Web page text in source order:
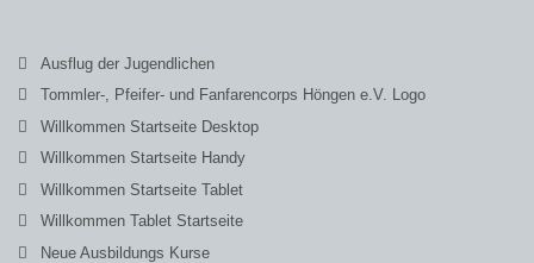
Ausflug der Jugendlichen
Tommler-, Pfeifer- und Fanfarencorps Höngen e.V. Logo
Willkommen Startseite Desktop
Willkommen Startseite Handy
Willkommen Startseite Tablet
Willkommen Tablet Startseite
Neue Ausbildungs Kurse